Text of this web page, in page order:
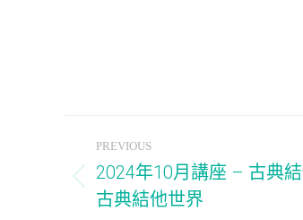
Post
navigation
PREVIOUS
Previous
post:
2024年10月講座 – 古典
古典結他世界